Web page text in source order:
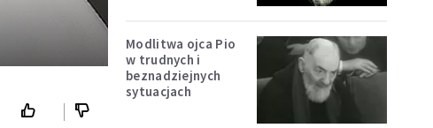
Modlitwa ojca Pio
w trudnych i
beznadziejnych
sytuacjach